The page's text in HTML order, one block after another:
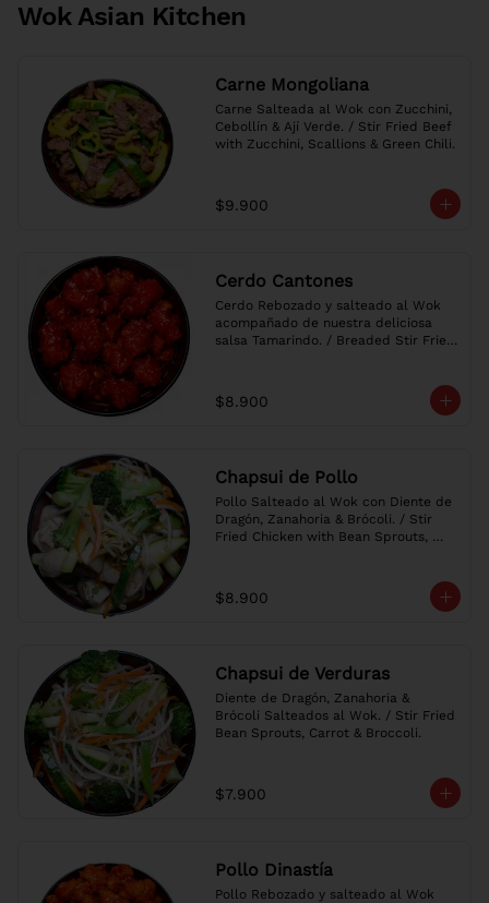
Wok Asian Kitchen
Carne Mongoliana
Carne Salteada al Wok con Zucchini,
Cebollín & Ají Verde. / Stir Fried Beef
with Zucchini, Scallions & Green Chili.
$9.900
Cerdo Cantones
Cerdo Rebozado y salteado al Wok
acompañado de nuestra deliciosa
salsa Tamarindo. / Breaded Stir Fried
$8.900
Chapsui de Pollo
Pollo Salteado al Wok con Diente de
Dragón, Zanahoria & Brócoli. / Stir
Fried Chicken with Bean Sprouts,
$8.900
Chapsui de Verduras
Diente de Dragón, Zanahoria &
Brócoli Salteados al Wok. / Stir Fried
Bean Sprouts, Carrot & Broccoli.
$7.900
Pollo Dinastía
Pollo Rebozado y salteado al Wok